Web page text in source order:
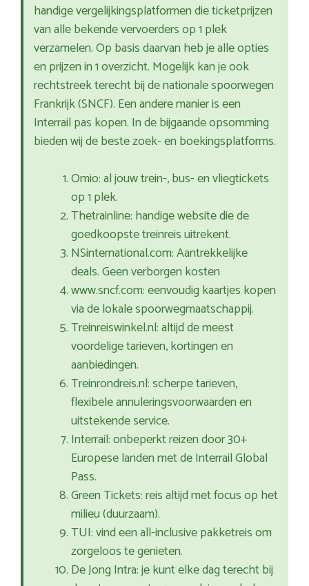
handige vergelijkingsplatformen die ticketprijzen
van alle bekende vervoerders op 1 plek
verzamelen. Op basis daarvan heb je alle opties
en prijzen in 1 overzicht. Mogelijk kan je ook
rechtstreek terecht bij de nationale spoorwegen
Frankrijk (SNCF). Een andere manier is een
Interrail pas kopen. In de bijgaande opsomming
bieden wij de beste zoek- en boekingsplatforms.
Omio: al jouw trein-, bus- en vliegtickets
op 1 plek.
Thetrainline: handige website die de
goedkoopste treinreis uitrekent.
NSinternational.com: Aantrekkelijke
deals. Geen verborgen kosten
www.sncf.com: eenvoudig kaartjes kopen
via de lokale spoorwegmaatschappij.
Treinreiswinkel.nl: altijd de meest
voordelige tarieven, kortingen en
aanbiedingen.
Treinrondreis.nl: scherpe tarieven,
flexibele annuleringsvoorwaarden en
uitstekende service.
Interrail: onbeperkt reizen door 30+
Europese landen met de Interrail Global
Pass.
Green Tickets: reis altijd met focus op het
milieu (duurzaam).
TUI: vind een all-inclusive pakketreis om
zorgeloos te genieten.
De Jong Intra: je kunt elke dag terecht bij